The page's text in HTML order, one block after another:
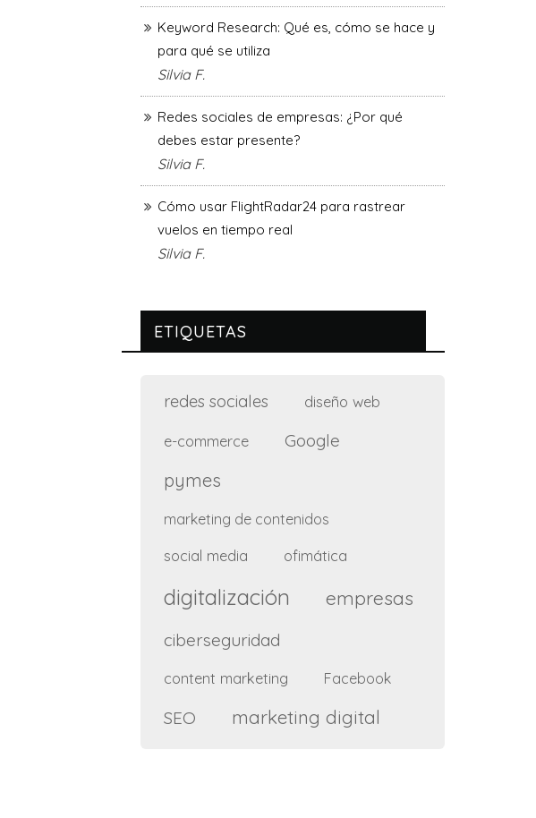
Keyword Research: Qué es, cómo se hace y
para qué se utiliza
Silvia F.
Redes sociales de empresas: ¿Por qué
debes estar presente?
Silvia F.
Cómo usar FlightRadar24 para rastrear
vuelos en tiempo real
Silvia F.
ETIQUETAS
redes sociales diseño web
e-commerce Google
pymes
marketing de contenidos
social media ofimática
digitalización empresas
ciberseguridad
content marketing Facebook
SEO marketing digital